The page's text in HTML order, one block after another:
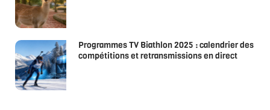
Programmes TV Biathlon 2025 : calendrier des
compétitions et retransmissions en direct